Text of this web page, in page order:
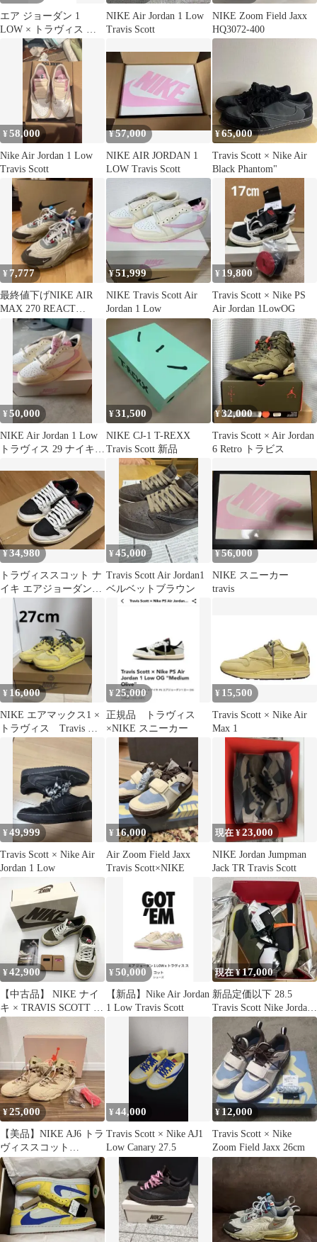
エア ジョーダン 1
LOW × トラヴィス ス
コット
NIKE Air Jordan 1 Low
Travis Scott
NIKE Zoom Field Jaxx
HQ3072-400
¥58,000
Nike Air Jordan 1 Low
Travis Scott
¥57,000
NIKE AIR JORDAN 1
LOW Travis Scott
¥65,000
Travis Scott × Nike Air
Black Phantom"
¥ 7,777
最終値下げNIKE AIR
MAX 270 REACT
TRAVIS SCOTT
¥51,999
NIKE Travis Scott Air
Jordan 1 Low
¥ 19,800
Travis Scott × Nike PS
Air Jordan 1LowOG
¥50,000
NIKE Air Jordan 1 Low
トラヴィス 29 ナイキ
¥31,500
NIKE CJ-1 T-REXX
Travis Scott 新品
¥32,000
Travis Scott × Air Jordan
6 Retro トラビス
¥34,980
トラヴィススコット ナ
イキ エアジョーダン1
ミディアム オリーブ
23cm
¥45,000
Travis Scott Air Jordan1
ベルベットブラウン
¥56,000
NIKE スニーカー
travis
¥ 16,000
NIKE エアマックス1 ×
トラヴィス Travis ゴ
ールド 27cm
¥ 25,000
正規品 トラヴィス
×NIKE スニーカー
¥ 15,500
Travis Scott × Nike Air
Max 1
¥49,999
Travis Scott × Nike Air
Jordan 1 Low
¥ 16,000
Air Zoom Field Jaxx
Travis Scott×NIKE
現在 ¥23,000
NIKE Jordan Jumpman
Jack TR Travis Scott
¥42,900
【中古品】 NIKE ナイ
キ × TRAVIS SCOTT ト
ラヴィス スコット AIR
JORDAN 1 LOW OG SP
REVERSE OLIVE
DM7866-200 スニーカ
ー 靴 【160-260806-rt-
16-tagh】
¥50,000
【新品】Nike Air Jordan
1 Low Travis Scott
現在 ¥17,000
新品定価以下 28.5
Travis Scott Nike Jordan
33
¥25,000
【美品】NIKE AJ6 トラ
ヴィススコット
DH0690-200 24cm 箱
¥44,000
Travis Scott × Nike AJ1
Low Canary 27.5
¥ 12,000
Travis Scott × Nike
Zoom Field Jaxx 26cm